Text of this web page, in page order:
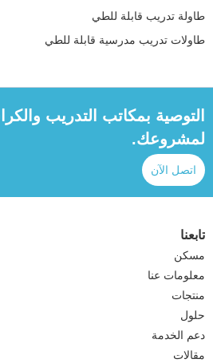
طاولة تدريب قابلة للطي
طاولات تدريب مدرسية قابلة للطي
التوصية بمكاتب التدريب
لمشروعك.
اتصل الآن
تابعنا
مسكن
معلومات عنا
منتجات
حلول
دعم الخدمة
مقالات